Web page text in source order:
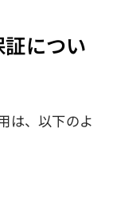
につい
は、以下のよ